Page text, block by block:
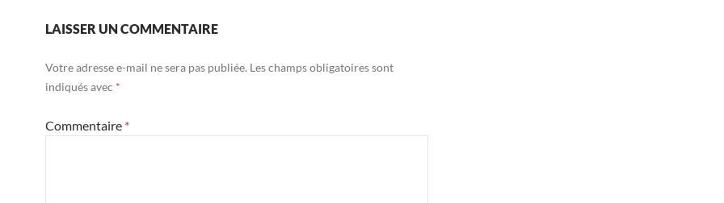
LAISSER UN COMMENTAIRE
Votre adresse e-mail ne sera pas publiée. Les champs obligatoires sont
indiqués avec *
Commentaire *